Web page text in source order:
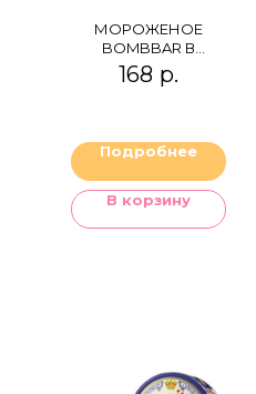
МОРОЖЕНОЕ
BOMBBAR В
ВАФЕЛЬНОМ
СТАКАНЧИКЕ
168 р.
Подробнее
В корзину